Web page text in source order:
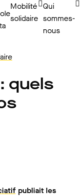
Mobilité
solidaire
Qui
sommes-
nous
quels
publiait les